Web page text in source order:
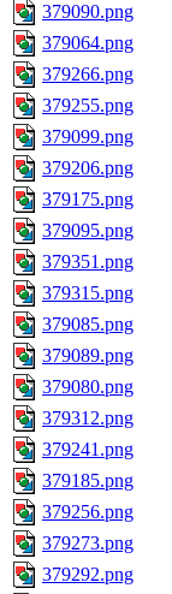
379090.png
379064.png
379266.png
379255.png
379099.png
379206.png
379175.png
379095.png
379351.png
379315.png
379085.png
379089.png
379080.png
379312.png
379241.png
379185.png
379256.png
379273.png
379292.png